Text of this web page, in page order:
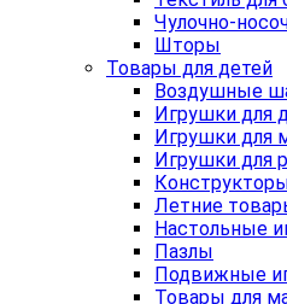
Чулочно-
Шторы
Товары для детей
Воздушные
Игрушки для
Игрушки для
Игрушки для
Летние
Настольные
Пазлы
Подвижные
Товары для